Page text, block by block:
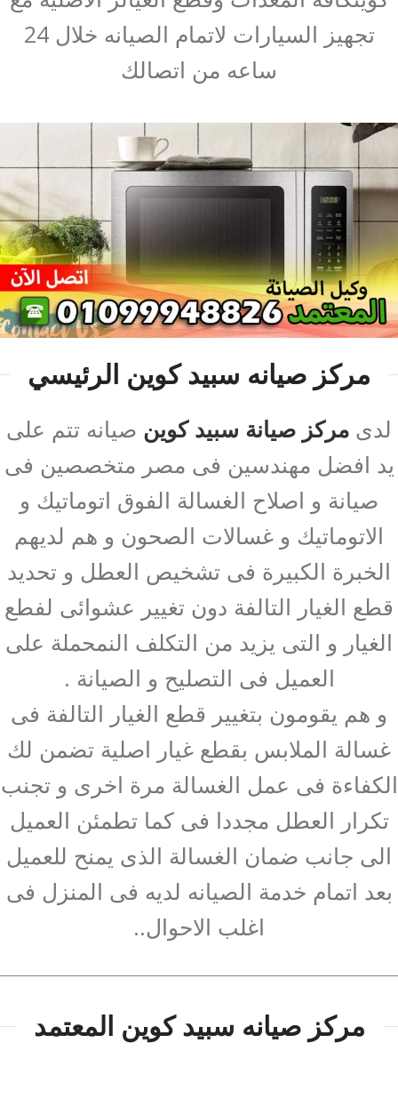
تجهيز السيارات لاتمام الصيانه خلال 24
ساعه من اتصالك
مركز صيانه سبيد كوين الرئيسي
لدى مركز صيانة سبيد كوين صيانه تتم على
يد افضل مهندسين فى مصر متخصصين فى
صيانة و اصلاح الغسالة الفوق اتوماتيك و
الاتوماتيك و غسالات الصحون و هم لديهم
الخبرة الكبيرة فى تشخيص العطل و تحديد
قطع الغيار التالفة دون تغيير عشوائى لفطع
الغيار و التى يزيد من التكلف النمحملة على
العميل فى التصليح و الصيانة .
و هم يقومون بتغيير قطع الغيار التالفة فى
غسالة الملابس بقطع غيار اصلية تضمن لك
الكفاءة فى عمل الغسالة مرة اخرى و تجنب
تكرار العطل مجددا فى كما تطمئن العميل
الى جانب ضمان الغسالة الذى يمنح للعميل
بعد اتمام خدمة الصيانه لديه فى المنزل فى
اغلب الاحوال..
مركز صيانه سبيد كوين المعتمد